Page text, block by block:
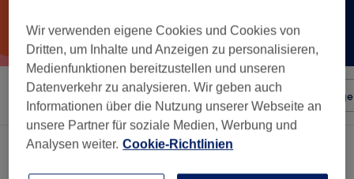
Sortieren nach Beliebiger Preis Salons
Ein Salon, der anbietet: wimpernlifting in Nord, Mönchengladbach
Wir verwenden eigene Cookies und Cookies von
Dritten, um Inhalte und Anzeigen zu personalisieren,
Medienfunktionen bereitzustellen und unseren
Datenverkehr zu analysieren. Wir geben auch
Informationen über die Nutzung unserer Webseite an
unsere Partner für soziale Medien, Werbung und
Analysen weiter. Cookie-Richtlinien